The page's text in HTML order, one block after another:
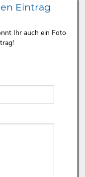
Eintrag
Ihr auch ein Foto